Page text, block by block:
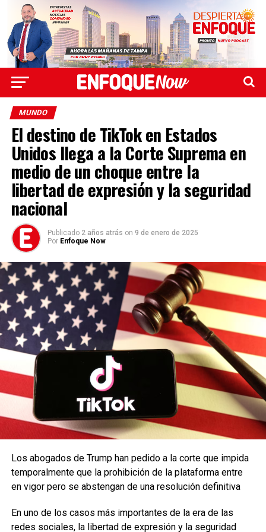
MUNDO
El destino de TikTok en Estados
Unidos llega a la Corte Suprema en
medio de un choque entre la
libertad de expresión y la seguridad
nacional
Publicado 2 años atrás on 9 de enero de 2025
Por Enfoque Now
Los abogados de Trump han pedido a la corte que impida
temporalmente que la prohibición de la plataforma entre
en vigor pero se abstengan de una resolución definitiva
En uno de los casos más importantes de la era de las
redes sociales, la libertad de expresión y la seguridad